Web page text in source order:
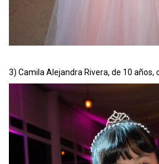
3) Camila Alejandra Rivera, de 10